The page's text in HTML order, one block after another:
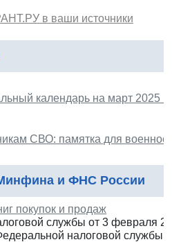
в ваши источники
календарь на март 2025
СВО: памятка для
и ФНС России
покупок и продаж
службы от 3 февраля
налоговой службы